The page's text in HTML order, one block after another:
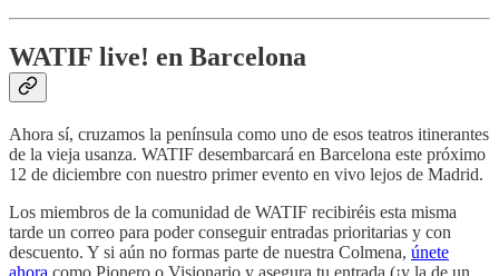
WATIF live! en Barcelona
Ahora sí, cruzamos la península como uno de esos teatros itinerantes
de la vieja usanza. WATIF desembarcará en Barcelona este próximo
12 de diciembre con nuestro primer evento en vivo lejos de Madrid.
Los miembros de la comunidad de WATIF recibiréis esta misma
tarde un correo para poder conseguir entradas prioritarias y con
descuento. Y si aún no formas parte de nuestra Colmena, únete
ahora como Pionero o Visionario y asegura tu entrada (¡y la de un